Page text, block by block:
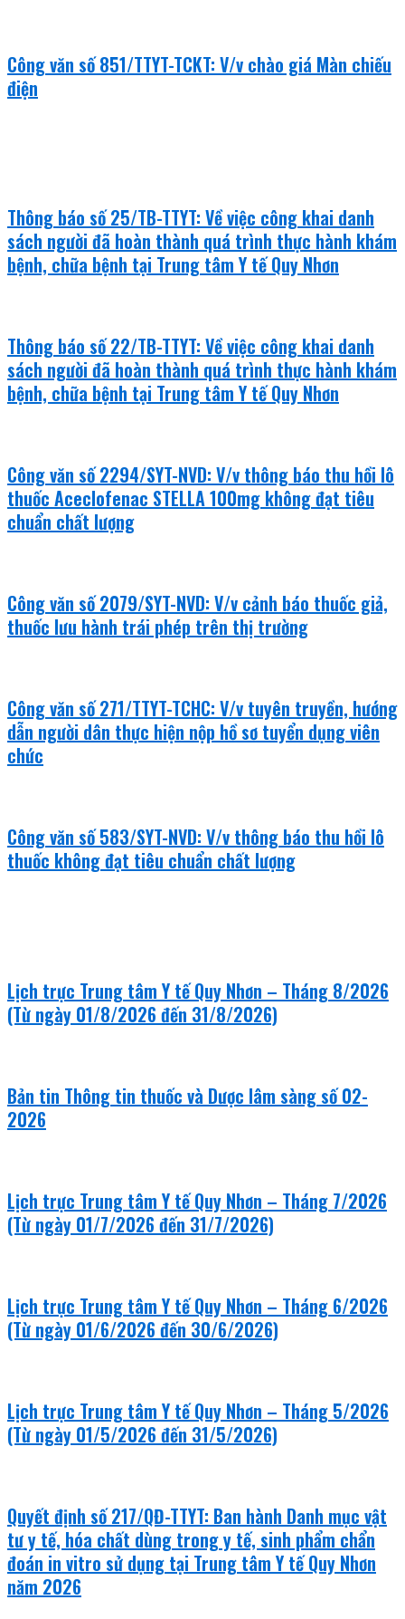
Công văn số 851/TTYT-TCKT: V/v chào giá Màn chiếu
điện
Thông báo số 25/TB-TTYT: Về việc công khai danh
sách người đã hoàn thành quá trình thực hành khám
bệnh, chữa bệnh tại Trung tâm Y tế Quy Nhơn
Thông báo số 22/TB-TTYT: Về việc công khai danh
sách người đã hoàn thành quá trình thực hành khám
bệnh, chữa bệnh tại Trung tâm Y tế Quy Nhơn
Công văn số 2294/SYT-NVD: V/v thông báo thu hồi lô
thuốc Aceclofenac STELLA 100mg không đạt tiêu
chuẩn chất lượng
Công văn số 2079/SYT-NVD: V/v cảnh báo thuốc giả,
thuốc lưu hành trái phép trên thị trường
Công văn số 271/TTYT-TCHC: V/v tuyên truyền, hướng
dẫn người dân thực hiện nộp hồ sơ tuyển dụng viên
chức
Công văn số 583/SYT-NVD: V/v thông báo thu hồi lô
thuốc không đạt tiêu chuẩn chất lượng
Lịch trực Trung tâm Y tế Quy Nhơn – Tháng 8/2026
(Từ ngày 01/8/2026 đến 31/8/2026)
Bản tin Thông tin thuốc và Dược lâm sàng số 02-
2026
Lịch trực Trung tâm Y tế Quy Nhơn – Tháng 7/2026
(Từ ngày 01/7/2026 đến 31/7/2026)
Lịch trực Trung tâm Y tế Quy Nhơn – Tháng 6/2026
(Từ ngày 01/6/2026 đến 30/6/2026)
Lịch trực Trung tâm Y tế Quy Nhơn – Tháng 5/2026
(Từ ngày 01/5/2026 đến 31/5/2026)
Quyết định số 217/QĐ-TTYT: Ban hành Danh mục vật
tư y tế, hóa chất dùng trong y tế, sinh phẩm chẩn
đoán in vitro sử dụng tại Trung tâm Y tế Quy Nhơn
năm 2026